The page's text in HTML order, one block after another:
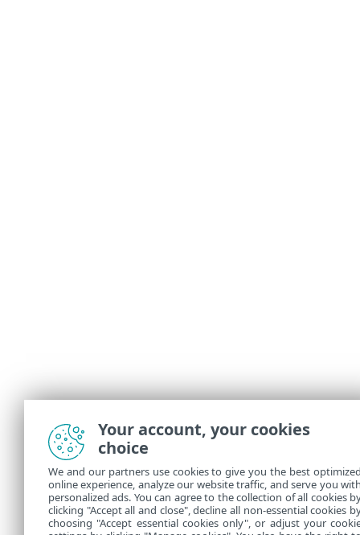
Your account, your cookies
choice
We and our partners use cookies to give you the best
online experience, analyze our website traffic, and serve you
personalized ads. You can agree to the collection of all cookies
clicking "Accept all and close", decline all non-essential cookies
choosing "Accept essential cookies only", or adjust your